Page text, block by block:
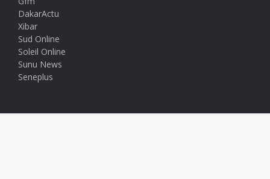
DakarActu
Xibar
Sud Online
Soleil Online
Sunu News
Seneplus